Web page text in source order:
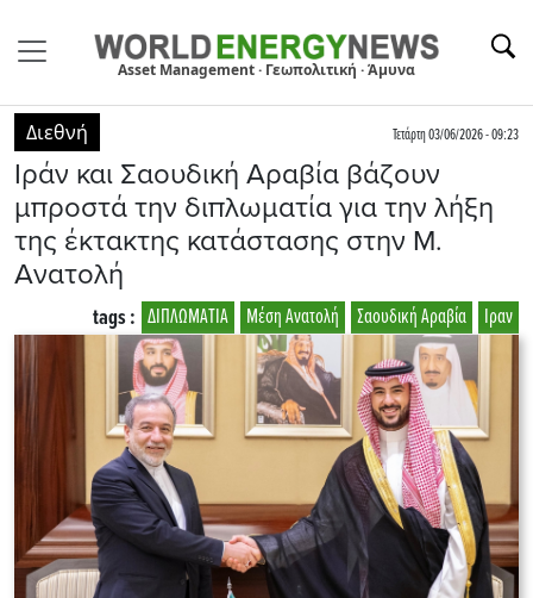
Asset Management · Γεωπολιτική · Άμυνα
Διεθνή Τετάρτη 03/06/2026 - 09:23
Ιράν και Σαουδική Αραβία βάζουν
μπροστά την διπλωματία για την λήξη
της έκτακτης κατάστασης στην Μ.
Ανατολή
Ιραν
Σαουδική Αραβία
Μέση Ανατολή
ΔΙΠΛΩΜΑΤΙΑ
tags :